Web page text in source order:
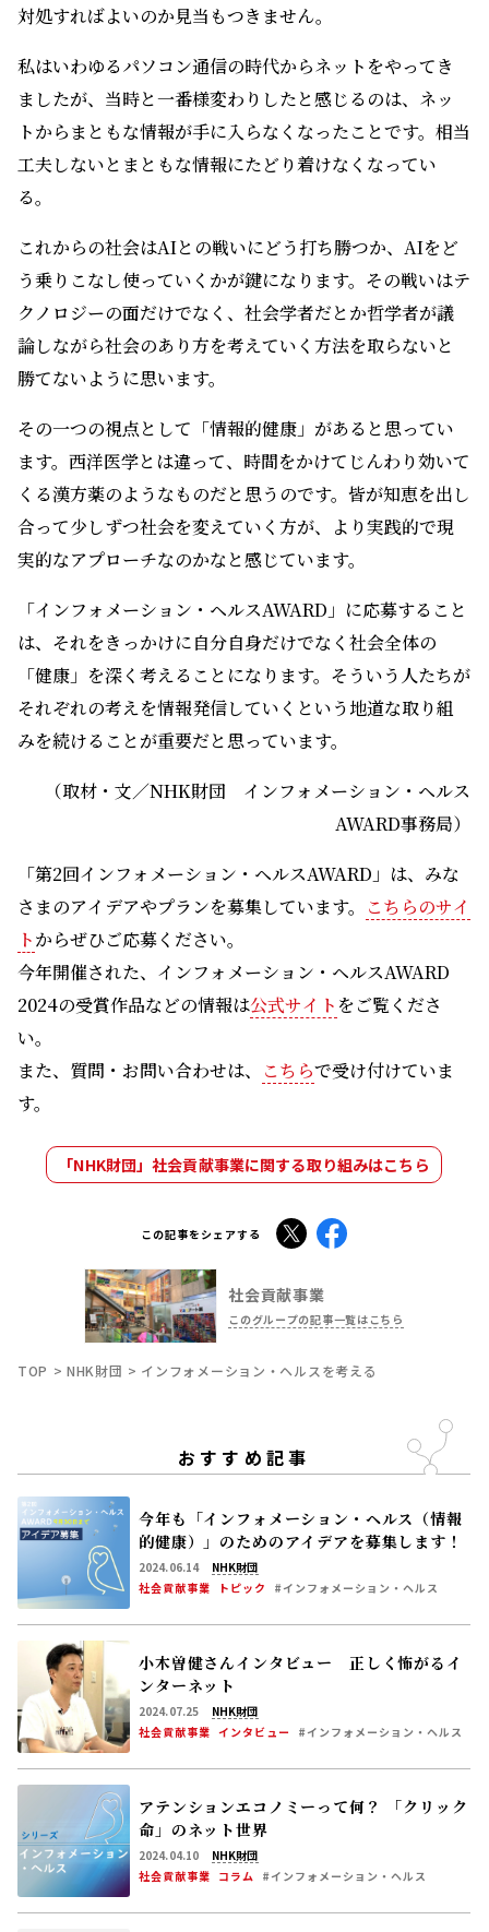
対処すればよいのか見当もつきません。
私はいわゆるパソコン通信の時代からネットをやってき
ましたが、当時と一番様変わりしたと感じるのは、ネッ
トからまともな情報が手に入らなくなったことです。相当
工夫しないとまともな情報にたどり着けなくなってい
る。
これからの社会はAIとの戦いにどう打ち勝つか、AIをど
う乗りこなし使っていくかが鍵になります。その戦いはテ
クノロジーの面だけでなく、社会学者だとか哲学者が議
論しながら社会のあり方を考えていく方法を取らないと
勝てないように思います。
その一つの視点として「情報的健康」があると思ってい
ます。西洋医学とは違って、時間をかけてじんわり効いて
くる漢方薬のようなものだと思うのです。皆が知恵を出し
合って少しずつ社会を変えていく方が、より実践的で現
実的なアプローチなのかなと感じています。
「インフォメーション・ヘルスAWARD」に応募すること
は、それをきっかけに自分自身だけでなく社会全体の
「健康」を深く考えることになります。そういう人たちが
それぞれの考えを情報発信していくという地道な取り組
みを続けることが重要だと思っています。
（取材・文／NHK財団 インフォメーション・ヘルス
AWARD事務局）
「第2回インフォメーション・ヘルスAWARD」は、みな
さまのアイデアやプランを募集しています。
こちらのサイ
トからぜひご応募ください。
今年開催された、インフォメーション・ヘルスAWARD
2024の受賞作品などの情報は公式サイト をご覧くださ
い。
また、質問・お問い合わせは、
こちらで受け付けていま
す。
「NHK財団」社会貢献事業に関する取り組みはこちら
この記事をシェアする X Facebook
社会貢献事業
このグループの記事一覧はこちら
TOP NHK財団 インフォメーション・ヘルスを考える
おすすめ記事
今年も「インフォメーション・ヘルス（情報
的健康）」のためのアイデアを募集します！
2024.06.14
NHK財団
社会貢献事業
トピック #インフォメーション・ヘルス
小木曽健さんインタビュー 正しく怖がるイ
ンターネット
2024.07.25
NHK財団
社会貢献事業 インタビュー #インフォメーション・ヘルス
アテンションエコノミーって何？ 「クリック
命」のネット世界
2024.04.10
NHK財団
社会貢献事業 コラム #インフォメーション・ヘルス